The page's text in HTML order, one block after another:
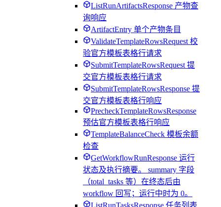
ListRunArtifactsResponse 产物查
询响应
ArtifactEntry 单个产物条目
ValidateTemplateRowsRequest 校
验官方模板表格行请求
SubmitTemplateRowsRequest 提
交官方模板表格行请求
SubmitTemplateRowsResponse 提
交官方模板表格行响应
PrecheckTemplateRowsResponse
预估官方模板表格行响应
TemplateBalanceCheck 模板余额
检查
GetWorkflowRunResponse 运行
状态及执行摘要。 summary 字段
（total_tasks 等）在终态后由
workflow 回写；运行中时为 0。
ListRunTasksResponse 任务列表